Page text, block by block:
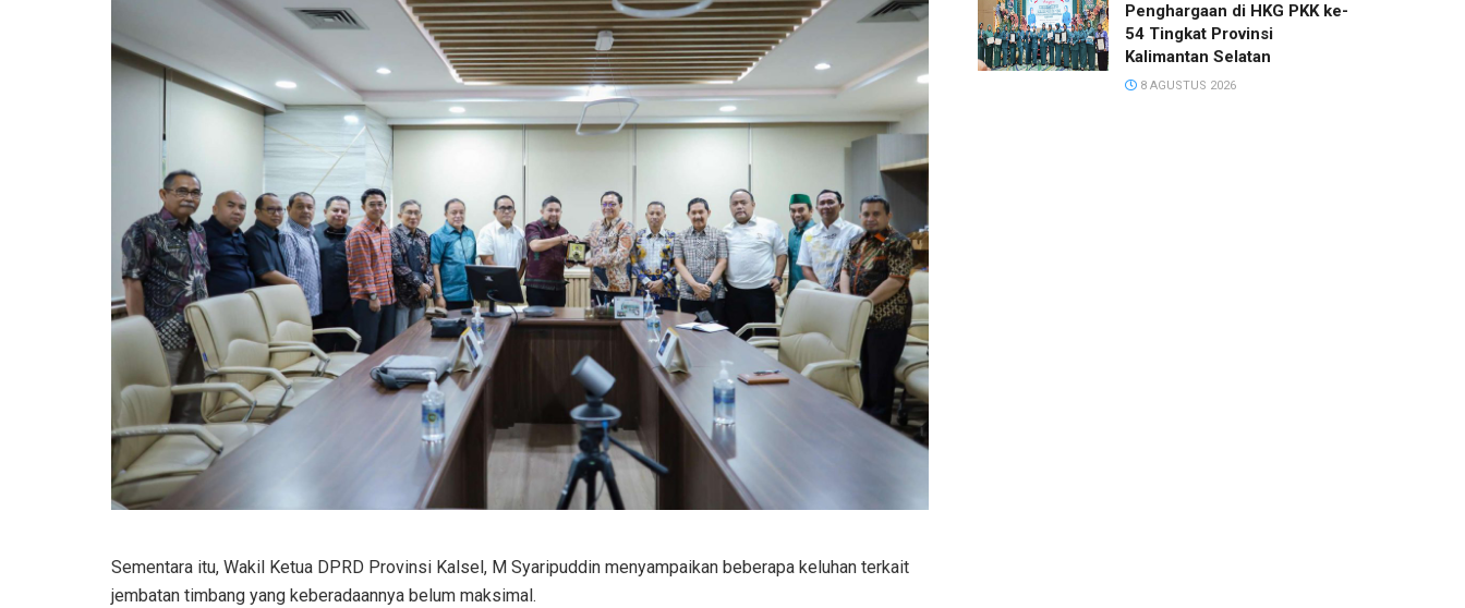
Sementara itu, Wakil Ketua DPRD Provinsi Kalsel, M Syaripuddin menyampaikan beberapa keluhan terkait
jembatan timbang yang keberadaannya belum maksimal.
Penghargaan di HKG PKK ke-
54 Tingkat Provinsi
Kalimantan Selatan
8 AGUSTUS 2026